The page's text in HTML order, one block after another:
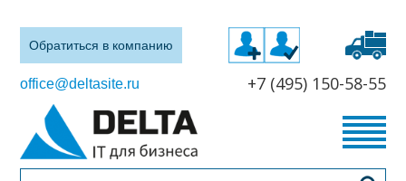
Обратиться в компанию
office@deltasite.ru +7 (495) 150-58-55